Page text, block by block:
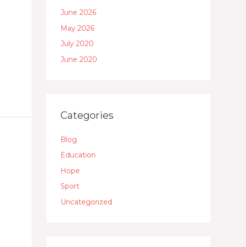
June 2026
May 2026
July 2020
June 2020
Categories
Blog
Education
Hope
Sport
Uncategorized